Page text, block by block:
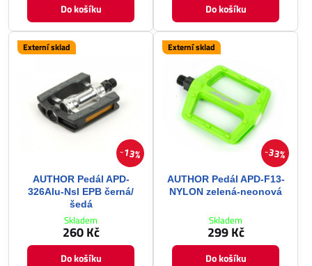
Do košíku Do košíku
13%
Externí sklad
AUTHOR Pedál APD-
326Alu-Nsl EPB černá/
šedá
Skladem
260 Kč
Do košíku
33%
Externí sklad
AUTHOR Pedál APD-F13-
NYLON zelená-neonová
Skladem
299 Kč
Do košíku